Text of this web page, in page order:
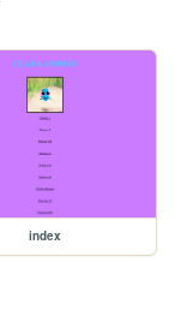
index